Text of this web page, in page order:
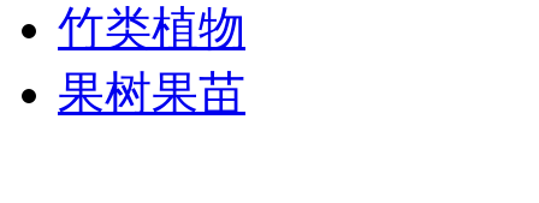
竹类植物
果树果苗